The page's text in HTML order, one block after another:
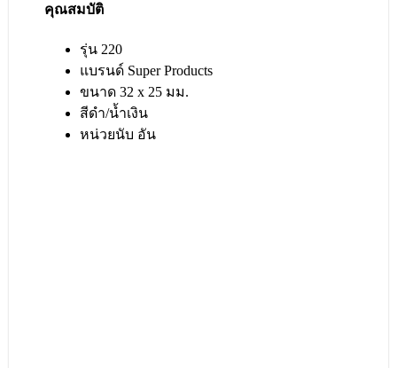
คุณสมบัติ
รุ่น 220
แบรนด์ Super Products
ขนาด 32 x 25 มม.
สีดำ/น้ำเงิน
หน่วยนับ อัน